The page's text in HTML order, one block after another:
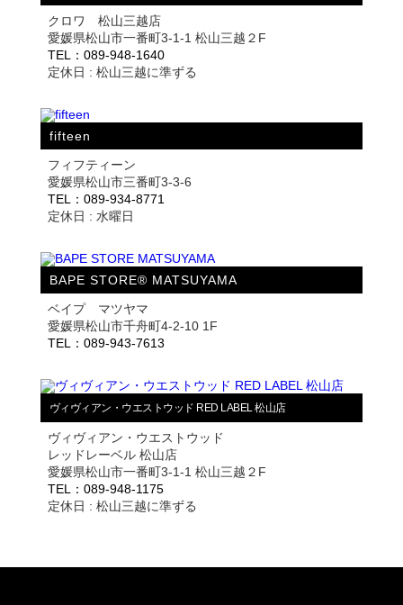
クロワ 松山三越店
愛媛県松山市一番町3-1-1 松山三越２F
TEL：089-948-1640
定休日 : 松山三越に準ずる
fifteen
フィフティーン
愛媛県松山市三番町3-3-6
TEL：089-934-8771
定休日 : 水曜日
BAPE STORE® MATSUYAMA
ベイプ マツヤマ
愛媛県松山市千舟町4-2-10 1F
TEL：089-943-7613
ヴィヴィアン・ウエストウッド RED LABEL 松山店
ヴィヴィアン・ウエストウッド
レッドレーベル 松山店
愛媛県松山市一番町3-1-1 松山三越２F
TEL：089-948-1175
定休日 : 松山三越に準ずる